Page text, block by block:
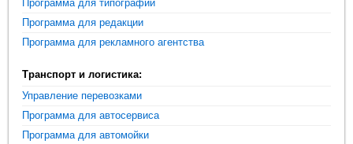
Программа для типографии
Программа для редакции
Программа для рекламного агентства
Транспорт и логистика:
Управление перевозками
Программа для автосервиса
Программа для автомойки